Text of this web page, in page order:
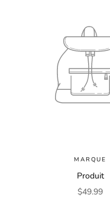
MARQUE
Produit
Prix de
$49.99